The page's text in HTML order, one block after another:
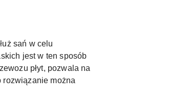
sań w celu
jest w ten sposób
płyt, pozwala na
rozwiązanie można